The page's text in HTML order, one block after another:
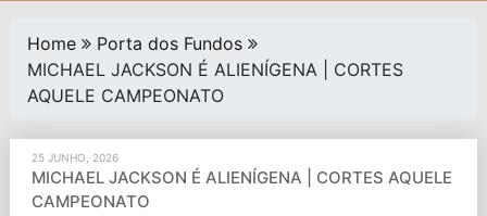
Home
Porta dos Fundos
MICHAEL JACKSON É ALIENÍGENA | CORTES
AQUELE CAMPEONATO
25 JUNHO, 2026
MICHAEL JACKSON É ALIENÍGENA | CORTES AQUELE
CAMPEONATO